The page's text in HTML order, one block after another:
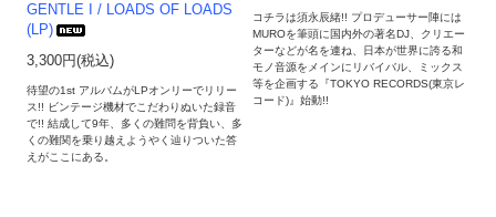
GENTLE I / LOADS OF LOADS
(LP)
3,300円(税込)
待望の1st アルバムがLPオンリーでリリー
ス!! ビンテージ機材でこだわりぬいた録音
で!! 結成して9年、多くの難問を背負い、多
くの難関を乗り越えようやく辿りついた答
えがここにある。
コチラは須永辰緒!! プロデューサー陣には
MUROを筆頭に国内外の著名DJ、クリエー
ターなどが名を連ね、日本が世界に誇る和
モノ音源をメインにリバイバル、ミックス
等を企画する『TOKYO RECORDS(東京レ
コード)』始動!!